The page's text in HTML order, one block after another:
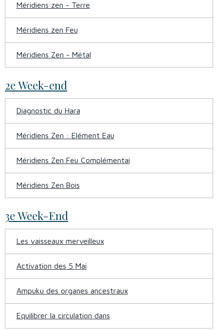
Méridiens zen - Terre
Méridiens zen Feu
Méridiens Zen - Métal
2e Week-end
Diagnostic du Hara
Méridiens Zen : Elément Eau
Méridiens Zen Feu Complémentai
Méridiens Zen Bois
3e Week-End
Les vaisseaux merveilleux
Activation des 5 Mai
Ampuku des organes ancestraux
Equilibrer la circulation dans